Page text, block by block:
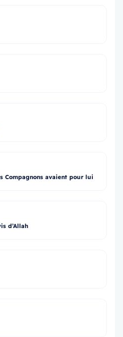
Compagnons avaient pour lui
d’Allah